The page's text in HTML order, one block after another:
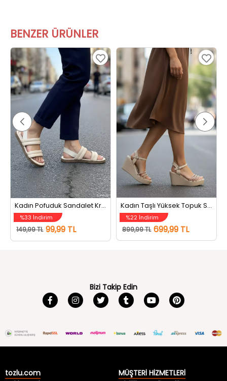
BENZER ÜRÜNLER
Kadın Pofuduk Sandalet Krem
%33 İndirim
149,99 TL 99,99 TL
Kadın Taşlı Yüksek Topuk Sandalet Bej
%22 İndirim
899,99 TL 699,99 TL
Bizi Takip Edin
tozlu.com
MÜŞTERİ HİZMETLERİ